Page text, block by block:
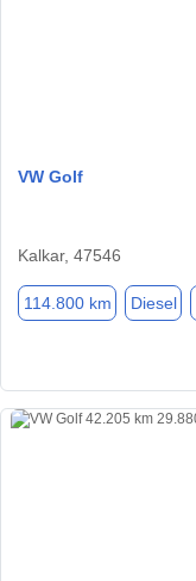
VW Golf
Kalkar, 47546
114.800 km Diesel